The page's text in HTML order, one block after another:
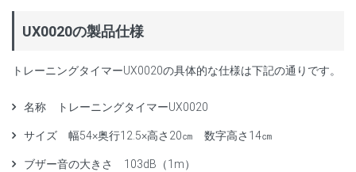
UX0020の製品仕様
トレーニングタイマーUX0020の具体的な仕様は下記の通りです。
名称 トレーニングタイマーUX0020
サイズ 幅54×奥行12.5×高さ20㎝ 数字高さ14㎝
ブザー音の大きさ 103dB（1m）